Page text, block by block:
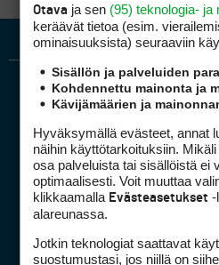
Golfpiste
Golfpisteen
Otava ja sen (95) teknologia- ja
keräävät tietoa (esim.
ominaisuuk­sista) seuraaviin
Sisällön ja palveluiden
Kohdennettu mainonta ja
Kävijämäärien ja
Hyväksymällä evästeet, annat
näihin käyttötarkoituksiin.
osa palveluista tai sisällöistä ei
optimaalisesti. Voit muuttaa
klikkaamalla Evästeasetukset -
alareunassa.
Jotkin teknologiat saattavat
suostumustasi, jos niillä on